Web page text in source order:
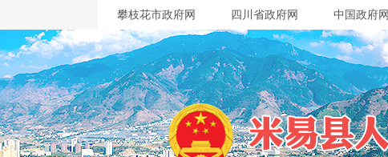
攀枝花市政府网 四川省政府网 中国政府网